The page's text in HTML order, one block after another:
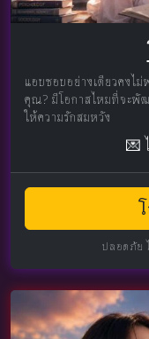
แอบชอบอย่างเดียวคงไม่
คุณ? มีโอกาสไหมที่จะพัฒ
ให้ความรักสมหวัง
💌
ปลอดภัย